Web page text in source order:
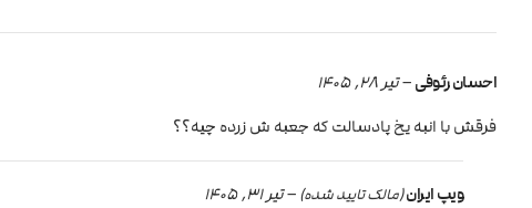
احسان رئوفی– تیر 28, 1405
فرقش با انبه یخ پادسالت که جعبه ش زرده چیه؟؟
ویپ ایران(مالک تایید شده) – تیر 31, 1405